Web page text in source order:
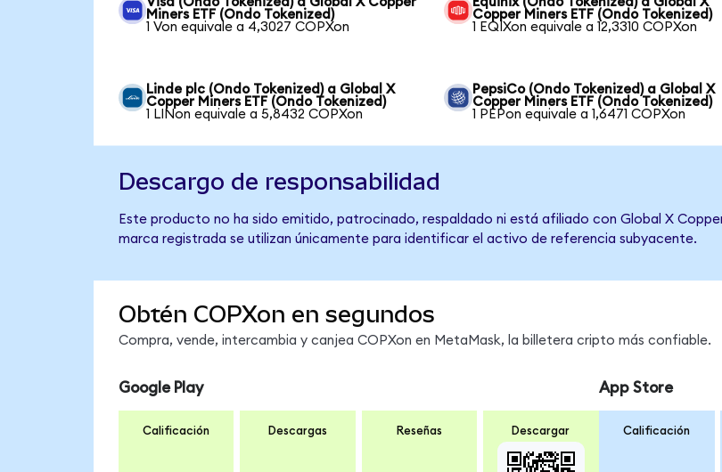
Miners ETF (Ondo Tokenized)
1 Von equivale a 4,3027 COPXon
Copper Miners ETF (Ondo Tokenized)
1 EQIXon equivale a 12,3310 COPXon
Linde plc (Ondo Tokenized) a Global X
Copper Miners ETF (Ondo Tokenized)
1 LINon equivale a 5,8432 COPXon
PepsiCo (Ondo Tokenized) a Global X
Copper Miners ETF (Ondo Tokenized)
1 PEPon equivale a 1,6471 COPXon
Descargo de responsabilidad
Este producto no ha sido emitido, patrocinado, respaldado ni está afiliado con Global X
marca registrada se utilizan únicamente para identificar el activo de referencia subyacente.
Obtén COPXon en segundos
Compra, vende, intercambia y canjea COPXon en MetaMask, la billetera cripto más confiable.
Google Play
Calificación Descargas Reseñas Descargar
App Store
Calificación